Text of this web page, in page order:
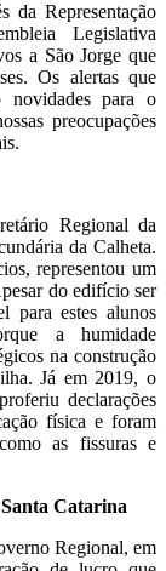
da Representação
Legislativa
a São Jorge que
Os alertas que
novidades para o
preocupações
Regional da
da Calheta.
representou um
do edifício ser
para estes alunos
a humidade
na construção
Já em 2019, o
declarações
física e foram
as fissuras e
Catarina
Regional, em